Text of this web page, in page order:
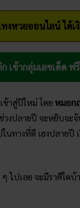
งหวยออนไลน์ ได้เ
เข้ากลุ่มเลขเด็ด ฟ
าสู่ปีใหม่ โดย หมอก
วงปลายปี จะหยิบจะ
นทางที่ดี เฮงปลายปี
ไปเลย จะมีราศีใดบ้